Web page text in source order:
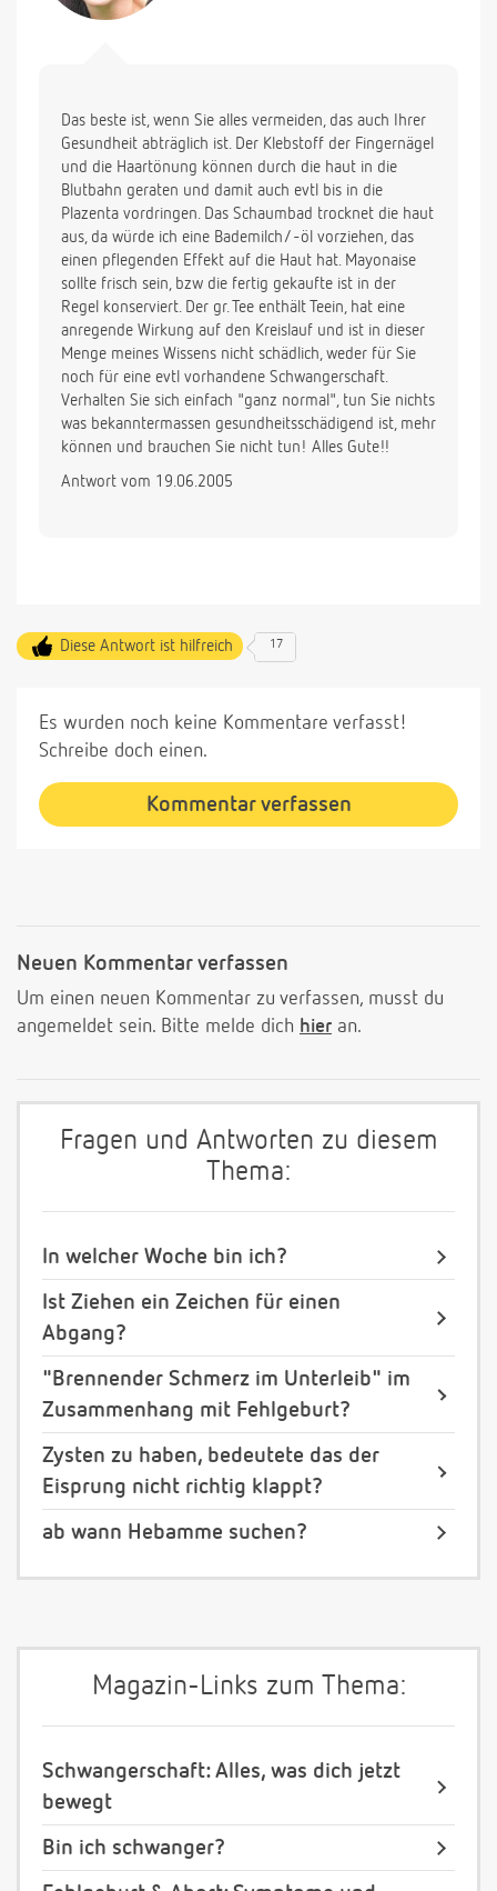
Das beste ist, wenn Sie alles vermeiden, das auch Ihrer
Gesundheit abträglich ist. Der Klebstoff der Fingernägel
und die Haartönung können durch die haut in die
Blutbahn geraten und damit auch evtl bis in die
Plazenta vordringen. Das Schaumbad trocknet die haut
aus, da würde ich eine Bademilch/ -öl vorziehen, das
einen pflegenden Effekt auf die Haut hat. Mayonaise
sollte frisch sein, bzw die fertig gekaufte ist in der
Regel konserviert. Der gr. Tee enthält Teein, hat eine
anregende Wirkung auf den Kreislauf und ist in dieser
Menge meines Wissens nicht schädlich, weder für Sie
noch für eine evtl vorhandene Schwangerschaft.
Verhalten Sie sich einfach "ganz normal", tun Sie nichts
was bekanntermassen gesundheitsschädigend ist, mehr
können und brauchen Sie nicht tun! Alles Gute!!
Antwort vom 19.06.2005
Diese Antwort ist hilfreich 17
Es wurden noch keine Kommentare verfasst!
Schreibe doch einen.
Kommentar verfassen
Neuen Kommentar verfassen
Um einen neuen Kommentar zu verfassen, musst du
angemeldet sein. Bitte melde dich hier an.
Fragen und Antworten zu diesem
Thema:
In welcher Woche bin ich?
Ist Ziehen ein Zeichen für einen
Abgang?
"Brennender Schmerz im Unterleib" im
Zusammenhang mit Fehlgeburt?
Zysten zu haben, bedeutete das der
Eisprung nicht richtig klappt?
ab wann Hebamme suchen?
Magazin-Links zum Thema:
Schwangerschaft: Alles, was dich jetzt
bewegt
Bin ich schwanger?